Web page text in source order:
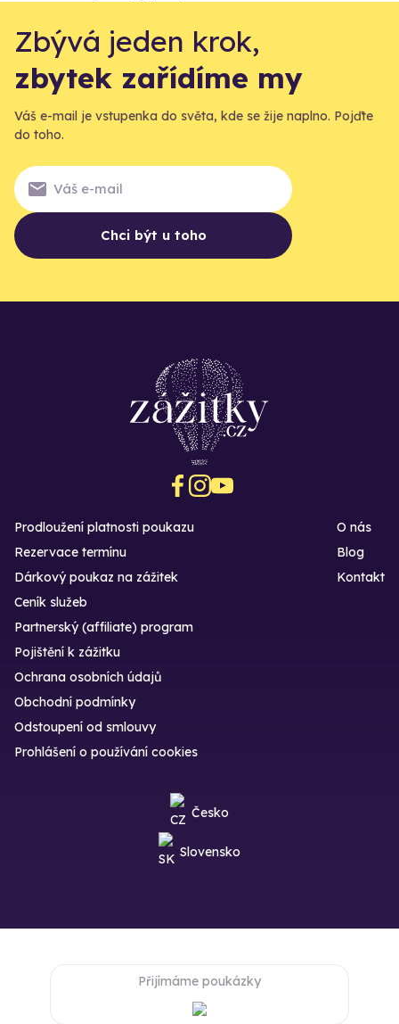
Zbývá jeden krok,
zbytek zařídíme my
Váš e-mail je vstupenka do světa, kde se žije naplno. Pojďte
do toho.
Chci být u toho
Prodloužení platnosti poukazu
Rezervace termínu
Dárkový poukaz na zážitek
O nás
Blog
Kontakt
Ceník služeb
Partnerský (affiliate) program
Pojištění k zážitku
Ochrana osobních údajů
Obchodní podmínky
Odstoupení od smlouvy
Prohlášení o používání cookies
Česko
Slovensko
Přijímáme poukázky